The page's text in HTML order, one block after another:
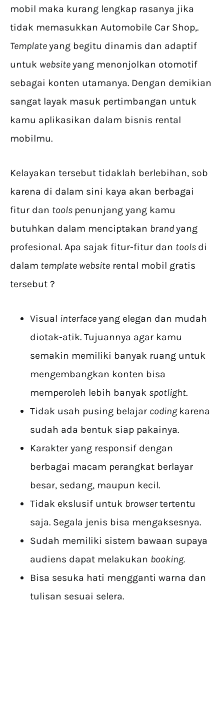
mobil maka kurang lengkap rasanya jika
tidak memasukkan Automobile Car Shop,.
Templateyang begitu dinamis dan adaptif
untuk websiteyang menonjolkan otomotif
sebagai konten utamanya. Dengan demikian
sangat layak masuk pertimbangan untuk
kamu aplikasikan dalam bisnis rental
mobilmu.
Kelayakan tersebut tidaklah berlebihan, sob
karena di dalam sini kaya akan berbagai
fitur dan tools penunjang yang kamu
butuhkan dalam menciptakan brandyang
profesional. Apa sajak fitur-fitur dan tools di
dalam template website rental mobil gratis
tersebut ?
Visual interfaceyang elegan dan mudah
diotak-atik. Tujuannya agar kamu
semakin memiliki banyak ruang untuk
mengembangkan konten bisa
memperoleh lebih banyak spotlight.
Tidak usah pusing belajar coding karena
sudah ada bentuk siap pakainya.
Karakter yang responsif dengan
berbagai macam perangkat berlayar
besar, sedang, maupun kecil.
Tidak ekslusif untuk browsertertentu
saja. Segala jenis bisa mengaksesnya.
Sudah memiliki sistem bawaan supaya
audiens dapat melakukan booking.
Bisa sesuka hati mengganti warna dan
tulisan sesuai selera.